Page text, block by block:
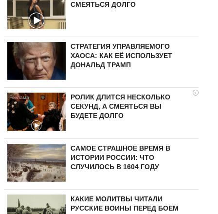
СМЕЯТЬСЯ ДОЛГО
СТРАТЕГИЯ УПРАВЛЯЕМОГО
ХАОСА: КАК ЕЁ ИСПОЛЬЗУЕТ
ДОНАЛЬД ТРАМП
i
РОЛИК ДЛИТСЯ НЕСКОЛЬКО
СЕКУНД, А СМЕЯТЬСЯ ВЫ
БУДЕТЕ ДОЛГО
САМОЕ СТРАШНОЕ ВРЕМЯ В
ИСТОРИИ РОССИИ: ЧТО
СЛУЧИЛОСЬ В 1604 ГОДУ
КАКИЕ МОЛИТВЫ ЧИТАЛИ
РУССКИЕ ВОИНЫ ПЕРЕД БОЕМ